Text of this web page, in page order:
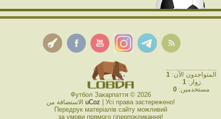
Футбол Закарпаття © 2026
uCoz | Усі права застережено!
Передрук матеріалів сайту можливий
за умови прямого гіперпокликання!
المتواجدون الآن: 1
زوار:1
مستخدمين: 0